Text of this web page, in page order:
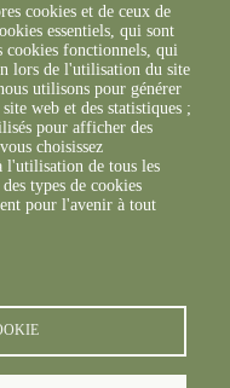
50
cookies et de ceux de
essentiels, qui sont
cookies fonctionnels, qui
lors de l'utilisation du site
utilisons pour générer
web et des statistiques ;
pour afficher des
choisissez
l'utilisation de tous les
types de cookies
pour l'avenir à tout